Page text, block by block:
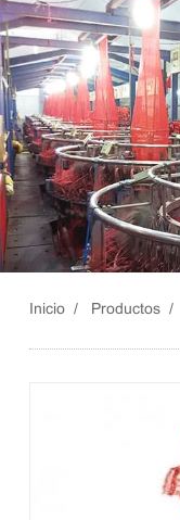
Inicio Productos